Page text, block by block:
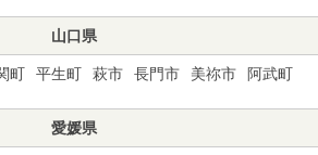
山口県
町 平生町 萩市 長門市 美祢市 阿武町
愛媛県